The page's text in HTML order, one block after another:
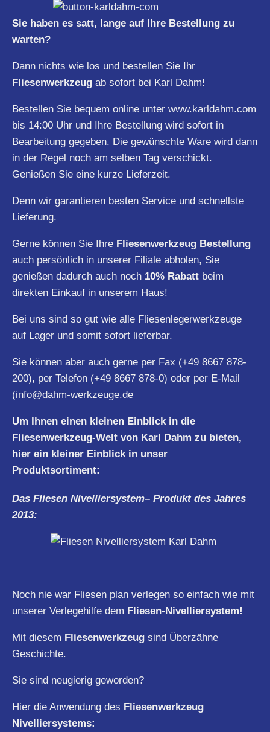
Sie haben es satt, lange auf Ihre Bestellung zu
warten?
Dann nichts wie los und bestellen Sie Ihr
Fliesenwerkzeug ab sofort bei Karl Dahm!
Bestellen Sie bequem online unter www.karldahm.com
bis 14:00 Uhr und Ihre Bestellung wird sofort in
Bearbeitung gegeben. Die gewünschte Ware wird dann
in der Regel noch am selben Tag verschickt.
Genießen Sie eine kurze Lieferzeit.
Denn wir garantieren besten Service und schnellste
Lieferung.
Gerne können Sie Ihre Fliesenwerkzeug Bestellung
auch persönlich in unserer Filiale abholen, Sie
genießen dadurch auch noch 10% Rabatt beim
direkten Einkauf in unserem Haus!
Bei uns sind so gut wie alle Fliesenlegerwerkzeuge
auf Lager und somit sofort lieferbar.
Sie können aber auch gerne per Fax (+49 8667 878-
200), per Telefon (+49 8667 878-0) oder per E-Mail
(info@dahm-werkzeuge.de
Um Ihnen einen kleinen Einblick in die
Fliesenwerkzeug-Welt von Karl Dahm zu bieten,
hier ein kleiner Einblick in unser
Produktsortiment:
Das Fliesen Nivelliersystem– Produkt des Jahres
2013:
Noch nie war Fliesen plan verlegen so einfach wie mit
unserer Verlegehilfe dem Fliesen-Nivelliersystem!
Mit diesem Fliesenwerkzeug sind Überzähne
Geschichte.
Sie sind neugierig geworden?
Hier die Anwendung des Fliesenwerkzeug
Nivelliersystems: